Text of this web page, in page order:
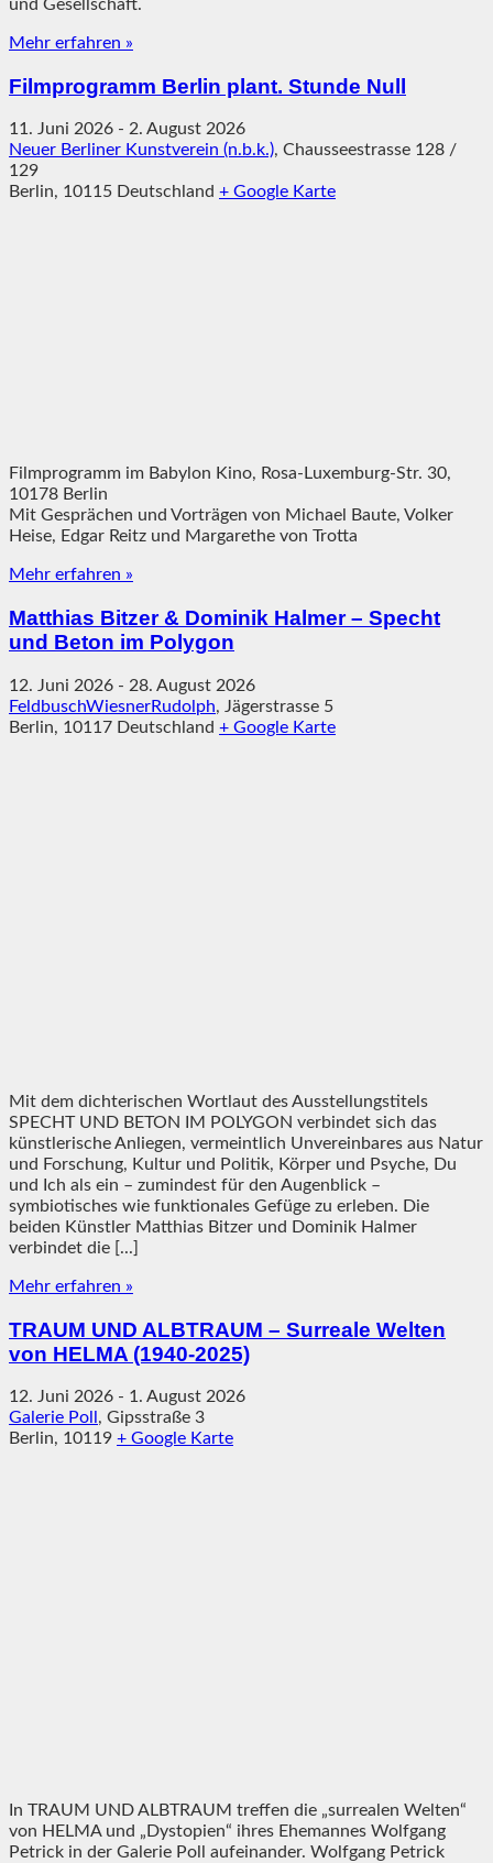
und Gesellschaft.
Mehr erfahren »
Filmprogramm Berlin plant. Stunde Null
11. Juni 2026 - 2. August 2026
Neuer Berliner Kunstverein (n.b.k.), Chausseestrasse 128 /
129
Berlin, 10115 Deutschland + Google Karte
Filmprogramm im Babylon Kino, Rosa-Luxemburg-Str. 30,
10178 Berlin
Mit Gesprächen und Vorträgen von Michael Baute, Volker
Heise, Edgar Reitz und Margarethe von Trotta
Mehr erfahren »
Matthias Bitzer & Dominik Halmer – Specht
und Beton im Polygon
12. Juni 2026 - 28. August 2026
FeldbuschWiesnerRudolph, Jägerstrasse 5
Berlin, 10117 Deutschland + Google Karte
Mit dem dichterischen Wortlaut des Ausstellungstitels
SPECHT UND BETON IM POLYGON verbindet sich das
künstlerische Anliegen, vermeintlich Unvereinbares aus Natur
und Forschung, Kultur und Politik, Körper und Psyche, Du
und Ich als ein – zumindest für den Augenblick –
symbiotisches wie funktionales Gefüge zu erleben. Die
beiden Künstler Matthias Bitzer und Dominik Halmer
verbindet die [...]
Mehr erfahren »
TRAUM UND ALBTRAUM – Surreale Welten
von HELMA (1940-2025)
12. Juni 2026 - 1. August 2026
Galerie Poll , Gipsstraße 3
Berlin, 10119 + Google Karte
In TRAUM UND ALBTRAUM treffen die „surrealen Welten“
von HELMA und „Dystopien“ ihres Ehemannes Wolfgang
Petrick in der Galerie Poll aufeinander. Wolfgang Petrick